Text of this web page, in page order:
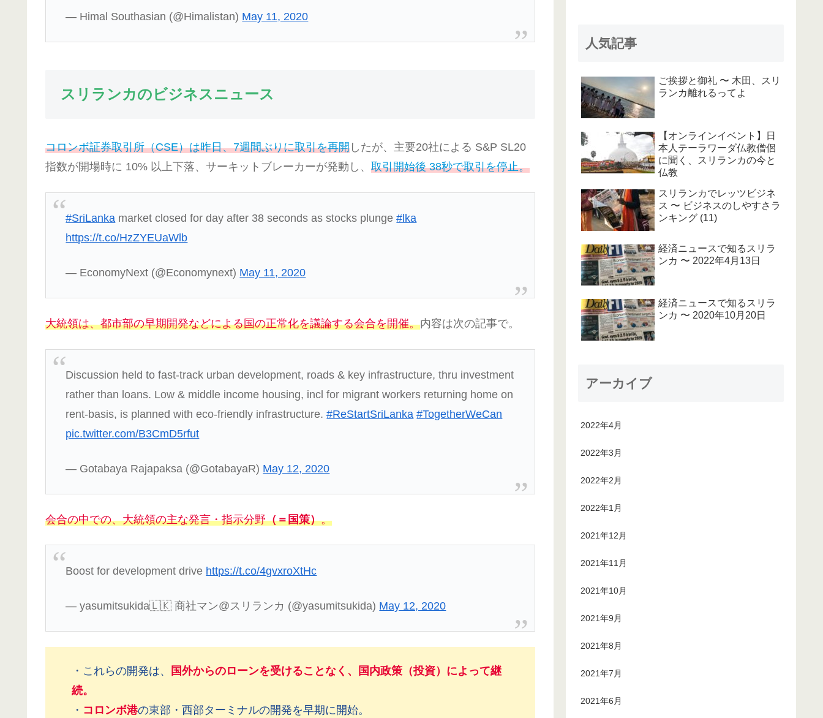
— Himal Southasian (@Himalistan) May 11, 2020
スリランカのビジネスニュース
コロンボ証券取引所（CSE）は昨日、7週間ぶりに取引を再開 したが、主要20社による S&P SL20
指数が開場時に 10% 以上下落、サーキットブレーカーが発動し、 取引開始後 38秒で取引を停止。
#SriLanka market closed for day after 38 seconds as stocks plunge#lka
https://t.co/HzZYEUaWlb
— EconomyNext (@Economynext) May 11, 2020
大統領は、都市部の早期開発などによる国の正常化を議論する会合を開催。内容は次の記事で。
Discussion held to fast-track urban development, roads & key infrastructure, thru investment
rather than loans. Low & middle income housing, incl for migrant workers returning home on
rent-basis, is planned with eco-friendly infrastructure.#ReStartSriLanka #TogetherWeCan
pic.twitter.com/B3CmD5rfut
— Gotabaya Rajapaksa (@GotabayaR) May 12, 2020
会合の中での、大統領の主な発言・指示分野（＝国策）。
Boost for development drive https://t.co/4gvxroXtHc
— yasumitsukida🇱🇰 商社マン@スリランカ (@yasumitsukida) May 12, 2020
・これらの開発は、
国外からのローンを受けることなく、国内政策（投資）によって継
続。
・ コロンボ港の東部・西部ターミナルの開発を早期に開始。
人気記事
ご挨拶と御礼 〜 木田、スリ
ランカ離れるってよ
【オンラインイベント】日
本人テーラワーダ仏教僧侶
に聞く、スリランカの今と
仏教
スリランカでレッツビジネ
ス 〜 ビジネスのしやすさラ
ンキング (11)
経済ニュースで知るスリラ
ンカ 〜 2022年4月13日
経済ニュースで知るスリラ
ンカ 〜 2020年10月20日
アーカイブ
2022年4月
2022年3月
2022年2月
2022年1月
2021年12月
2021年11月
2021年10月
2021年9月
2021年8月
2021年7月
2021年6月